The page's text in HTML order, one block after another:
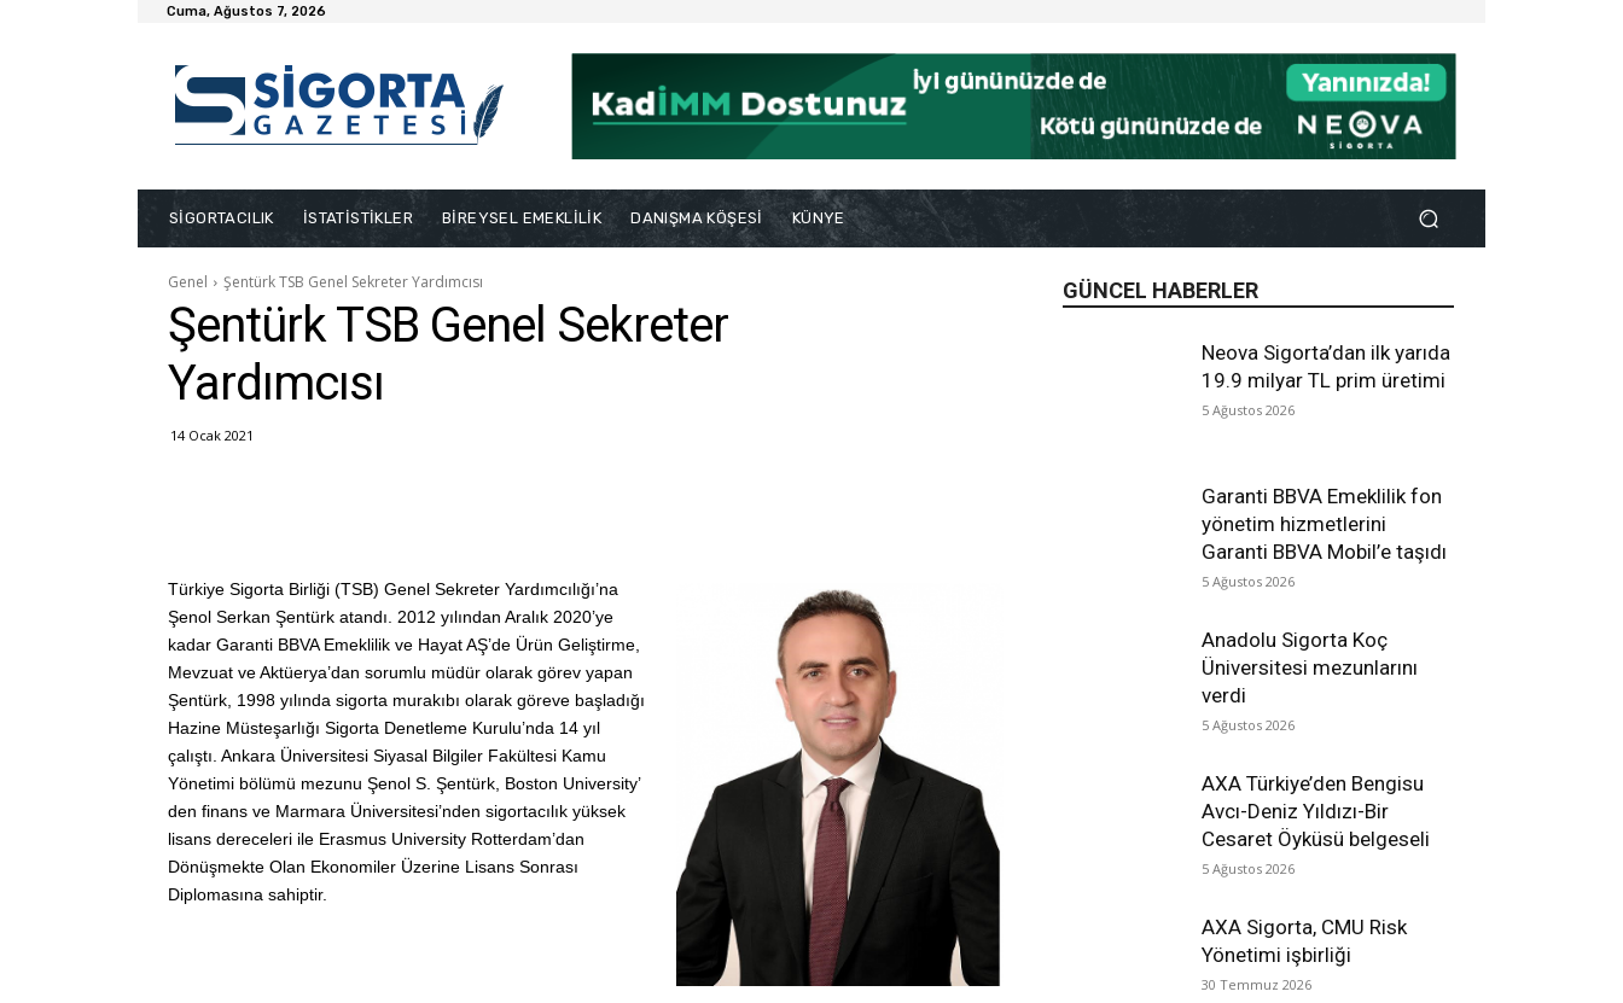
Cuma, Ağustos 7, 2026
SİGORTACILIK İSTATİSTİKLER BİREYSEL EMEKLİLİK DANIŞMA KÖŞESİ KÜNYE
GÜNCEL HABERLER
Neova Sigorta’dan ilk yarıda
19.9 milyar TL prim üretimi
5 Ağustos 2026
Garanti BBVA Emeklilik fon
yönetim hizmetlerini
Garanti BBVA Mobil’e taşıdı
5 Ağustos 2026
Anadolu Sigorta Koç
Üniversitesi mezunlarını
verdi
5 Ağustos 2026
AXA Türkiye’den Bengisu
Avcı-Deniz Yıldızı-Bir
Cesaret Öyküsü belgeseli
5 Ağustos 2026
AXA Sigorta, CMU Risk
Yönetimi işbirliği
30 Temmuz 2026
Genel Şentürk TSB Genel Sekreter Yardımcısı
Şentürk TSB Genel Sekreter
Yardımcısı
14 Ocak 2021
Türkiye Sigorta Birliği (TSB) Genel Sekreter Yardımcılığı’na
Şenol Serkan Şentürk atandı. 2012 yılından Aralık 2020’ye
kadar Garanti BBVA Emeklilik ve Hayat AŞ’de Ürün Geliştirme,
Mevzuat ve Aktüerya’dan sorumlu müdür olarak görev yapan
Şentürk, 1998 yılında sigorta murakıbı olarak göreve başladığı
Hazine Müsteşarlığı Sigorta Denetleme Kurulu’nda 14 yıl
çalıştı. Ankara Üniversitesi Siyasal Bilgiler Fakültesi Kamu
Yönetimi bölümü mezunu Şenol S. Şentürk, Boston University’
den finans ve Marmara Üniversitesi’nden sigortacılık yüksek
lisans dereceleri ile Erasmus University Rotterdam’dan
Dönüşmekte Olan Ekonomiler Üzerine Lisans Sonrası
Diplomasına sahiptir.